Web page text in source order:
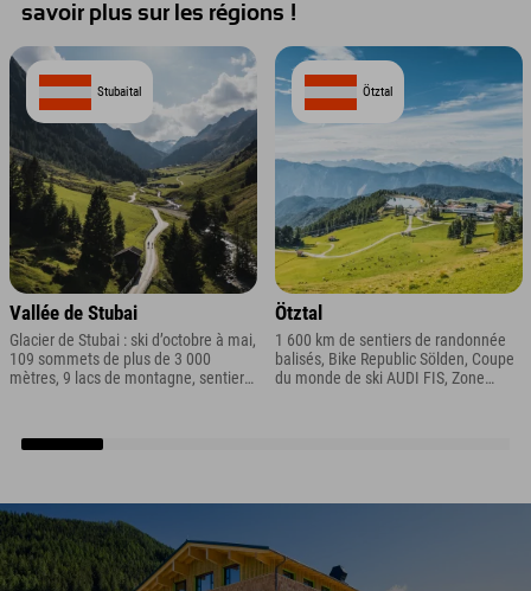
savoir plus sur les régions !
Stubaital
Vallée de Stubai
Glacier de Stubai : ski d’octobre à mai,
109 sommets de plus de 3 000
mètres, 9 lacs de montagne, sentier
Ötztal
Ötztal
1 600 km de sentiers de randonnée
balisés, Bike Republic Sölden, Coupe
du monde de ski AUDI FIS, Zone